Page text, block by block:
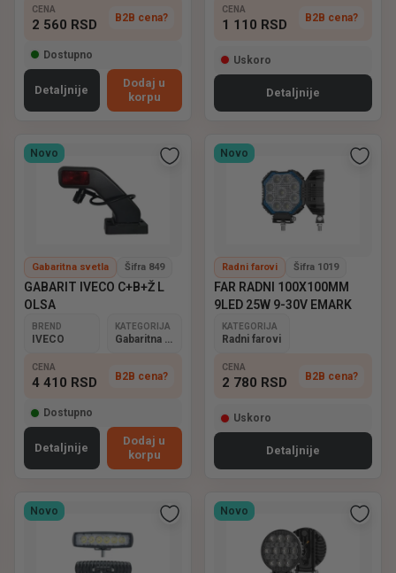
CENA
2 560 RSD B2B cena?
Dostupno
Detaljnije
Dodaj u
korpu
CENA
1 110 RSD B2B cena?
Uskoro
Detaljnije
Novo
Gabaritna svetla Šifra 849
GABARIT IVECO C+B+Ž L
OLSA
BREND
IVECO
KATEGORIJA
Gabaritna svetla
CENA
4 410 RSD B2B cena?
Dostupno
Detaljnije
Dodaj u
korpu
Novo
Radni farovi Šifra 1019
FAR RADNI 100X100MM
9LED 25W 9-30V EMARK
KATEGORIJA
Radni farovi
CENA
2 780 RSD B2B cena?
Uskoro
Detaljnije
Novo Novo